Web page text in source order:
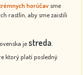
horúčav sme
rastlín, aby sme zaistili
jestreda
ktorý platí posledný